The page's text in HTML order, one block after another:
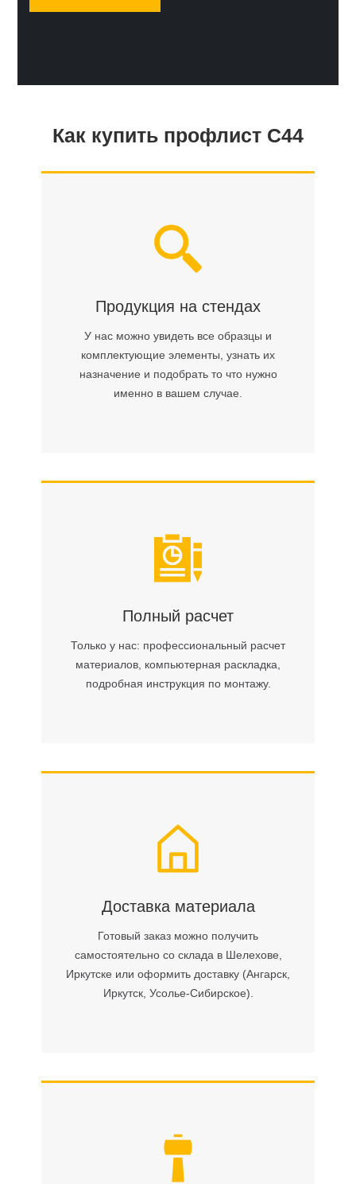
Как купить профлист С44
Продукция на стендах
У нас можно увидеть все образцы и
комплектующие элементы, узнать их
назначение и подобрать то что нужно
именно в вашем случае.
Полный расчет
Только у нас: профессиональный расчет
материалов, компьютерная раскладка,
подробная инструкция по монтажу.
Доставка материала
Готовый заказ можно получить
самостоятельно со склада в Шелехове,
Иркутске или оформить доставку (Ангарск,
Иркутск, Усолье-Сибирское).